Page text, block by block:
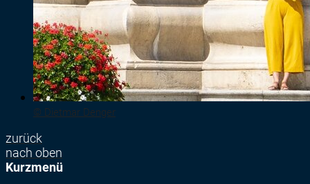
© Dietmar Denger
zurück
nach oben
Kurzmenü